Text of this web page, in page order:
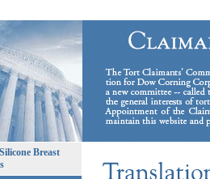
Breast